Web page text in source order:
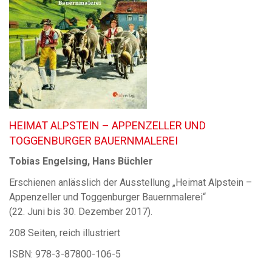
HEIMAT ALPSTEIN – APPENZELLER UND
TOGGENBURGER BAUERNMALEREI
Tobias Engelsing, Hans Büchler
Erschienen anlässlich der Ausstellung „Heimat Alpstein –
Appenzeller und Toggenburger Bauernmalerei“
(22. Juni bis 30. Dezember 2017).
208 Seiten, reich illustriert
ISBN: 978-3-87800-106-5